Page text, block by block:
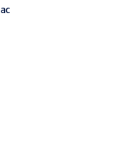
ocele)